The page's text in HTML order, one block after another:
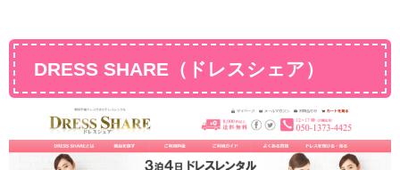
DRESS SHARE（ドレスシェア）